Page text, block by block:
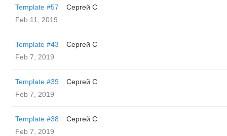
Template #57
Сергей С
Feb 11, 2019
Template #43
Сергей С
Feb 7, 2019
Template #39
Сергей С
Feb 7, 2019
Template #38
Сергей С
Feb 7, 2019